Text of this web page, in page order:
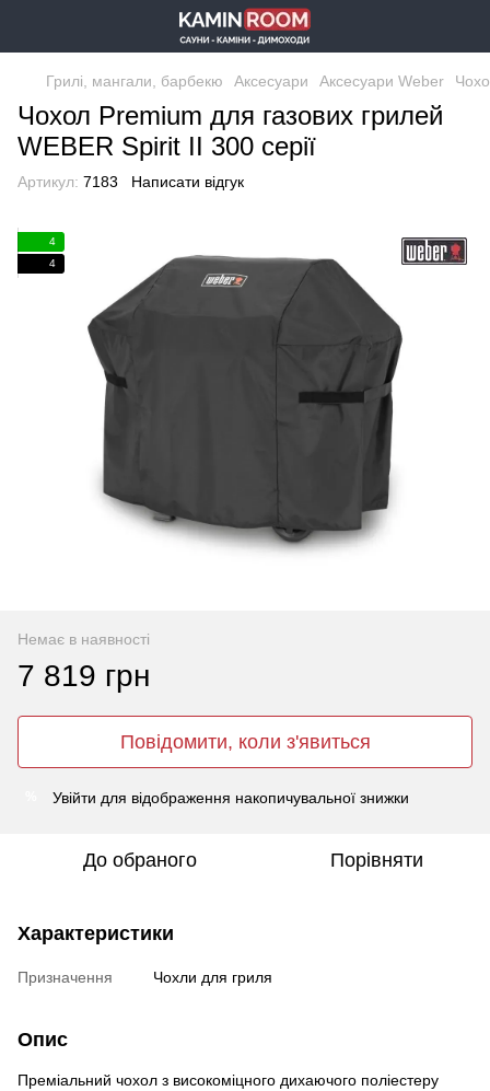
Грилі, мангали, барбекю Аксесуари Аксесуари Weber
Чохол Premium для газових грилей
WEBER Spirit II 300 серії
Артикул: 7183 Написати відгук
4
4
Немає в наявності
7 819 грн
Повідомити, коли з'явиться
Увійти для відображення накопичувальної знижки
До обраного Порівняти
Характеристики
Призначення Чохли для гриля
Опис
Преміальний чохол з високоміцного дихаючого поліестеру